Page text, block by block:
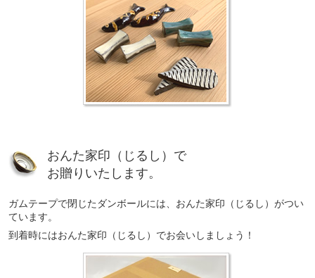
おんた家印（じるし）で
お贈りいたします。
ガムテープで閉じたダンボールには、おんた家印（じるし）がつい
ています。
到着時にはおんた家印（じるし）でお会いしましょう！